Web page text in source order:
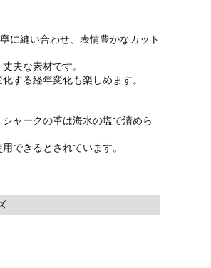
に縫い合わせ、表情豊かなカット
夫な素材です。
する経年変化も楽しめます。
ャークの革は海水の塩で清めら
できるとされています。